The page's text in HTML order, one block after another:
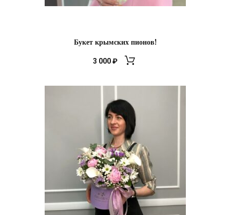
Букет крымских пионов!
3 000₽